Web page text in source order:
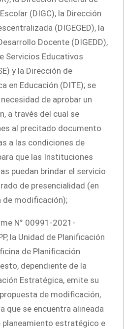
(DIGC), la Dirección
(DIGEGED), la
Docente (DIGEDD),
Servicios Educativos
y la Dirección de
en Educación (DITE); se
de aprobar un
a través del cual se
al precitado documento
a las condiciones de
que las Instituciones
puedan brindar el servicio
de presencialidad (en
de modificación);
N° 00991-2021-
la Unidad de Planificación
de Planificación
dependiente de la
Estratégica, emite su
de modificación,
que se encuentra alineada
estratégico e